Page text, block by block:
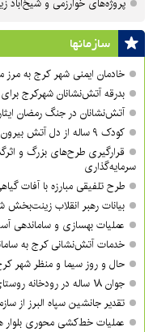
پروژه‌های خوارزمی و شیخ‌آباد
سازمان‎ها
خادمان ایمنی شهر کرج به مرز
بدرقه آتش‌نشانان شهرکرج برای
آتش‌نشانان در جنگ رمضان
کودک ۹ ساله از دل آتش بیرون کشیده شد
قرارگیری طرح‌های بزرگ و
سرمایه‌گذاری
طرح تلفیقی مبارزه با آفات
بیانات رهبر انقلاب
عملیات بهسازی و ساماندهی
خدمات آتش‌نشانی کرج به
حال و روز سیما و منظر شهر
جوان ۱۸ ساله در رودخانه روستای گوراب غرق شد
تقدیر جانشین سپاه البرز از
عملیات خط‌کشی محوری بلوار